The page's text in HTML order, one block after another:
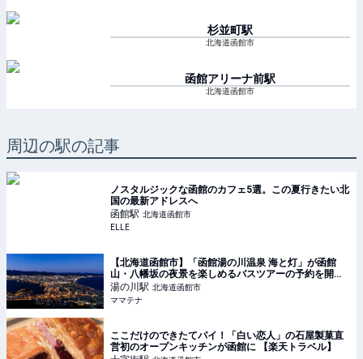
杉並町駅
北海道函館市
函館アリーナ前駅
北海道函館市
周辺の駅の記事
ノスタルジックな函館のカフェ5選。この夏行きたい北
国の最新アドレスへ
函館駅 北海道函館市
ELLE
【北海道函館市】「函館湯の川温泉 海と灯」が函館
山・八幡坂の夜景を楽しめるバスツアーの予約を開始 |
ママテナ
湯の川駅 北海道函館市
ママテナ
ここだけのできたてパイ！「白い恋人」の石屋製菓直
営初のオープンキッチンが函館に 【楽天トラベル】